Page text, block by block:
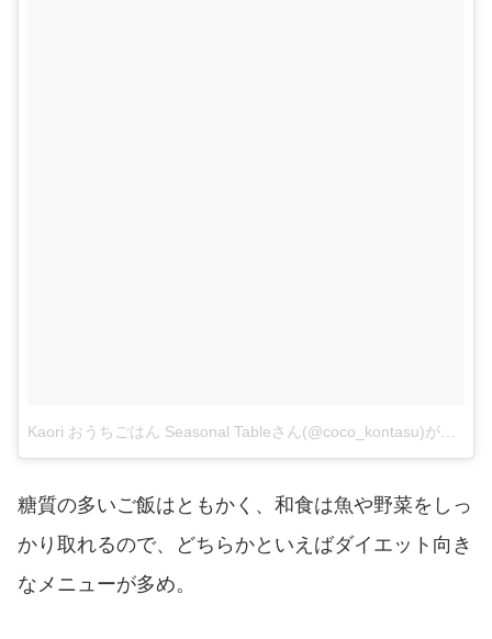
糖質の多いご飯はともかく、和食は魚や野菜をしっ
かり取れるので、どちらかといえばダイエット向き
なメニューが多め。